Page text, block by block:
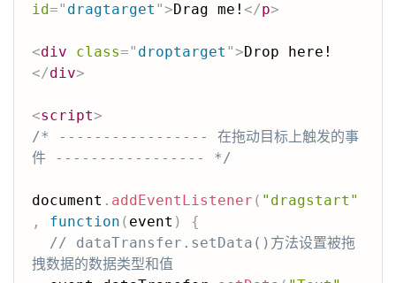
id=" dragtarget ">Drag me! </p>
<div class=" droptarget ">Drop here!
</div>
<script>
/* ----------------- 在拖动目标上触发的事
件 ----------------- */
document . addEventListener ( "dragstart"
,
function ( event )
{
// dataTransfer.setData()方法设置被拖
拽数据的数据类型和值